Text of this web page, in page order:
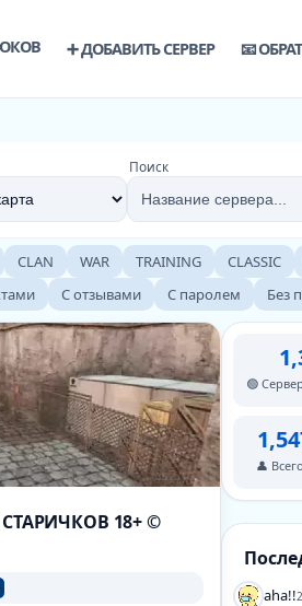
➕ ДОБАВИТЬ СЕРВЕР 📧
Поиск
CLAN WAR TRAINING CLASSIC
С отзывами С паролем Без
18+ ©
🟢
👤
aha!!